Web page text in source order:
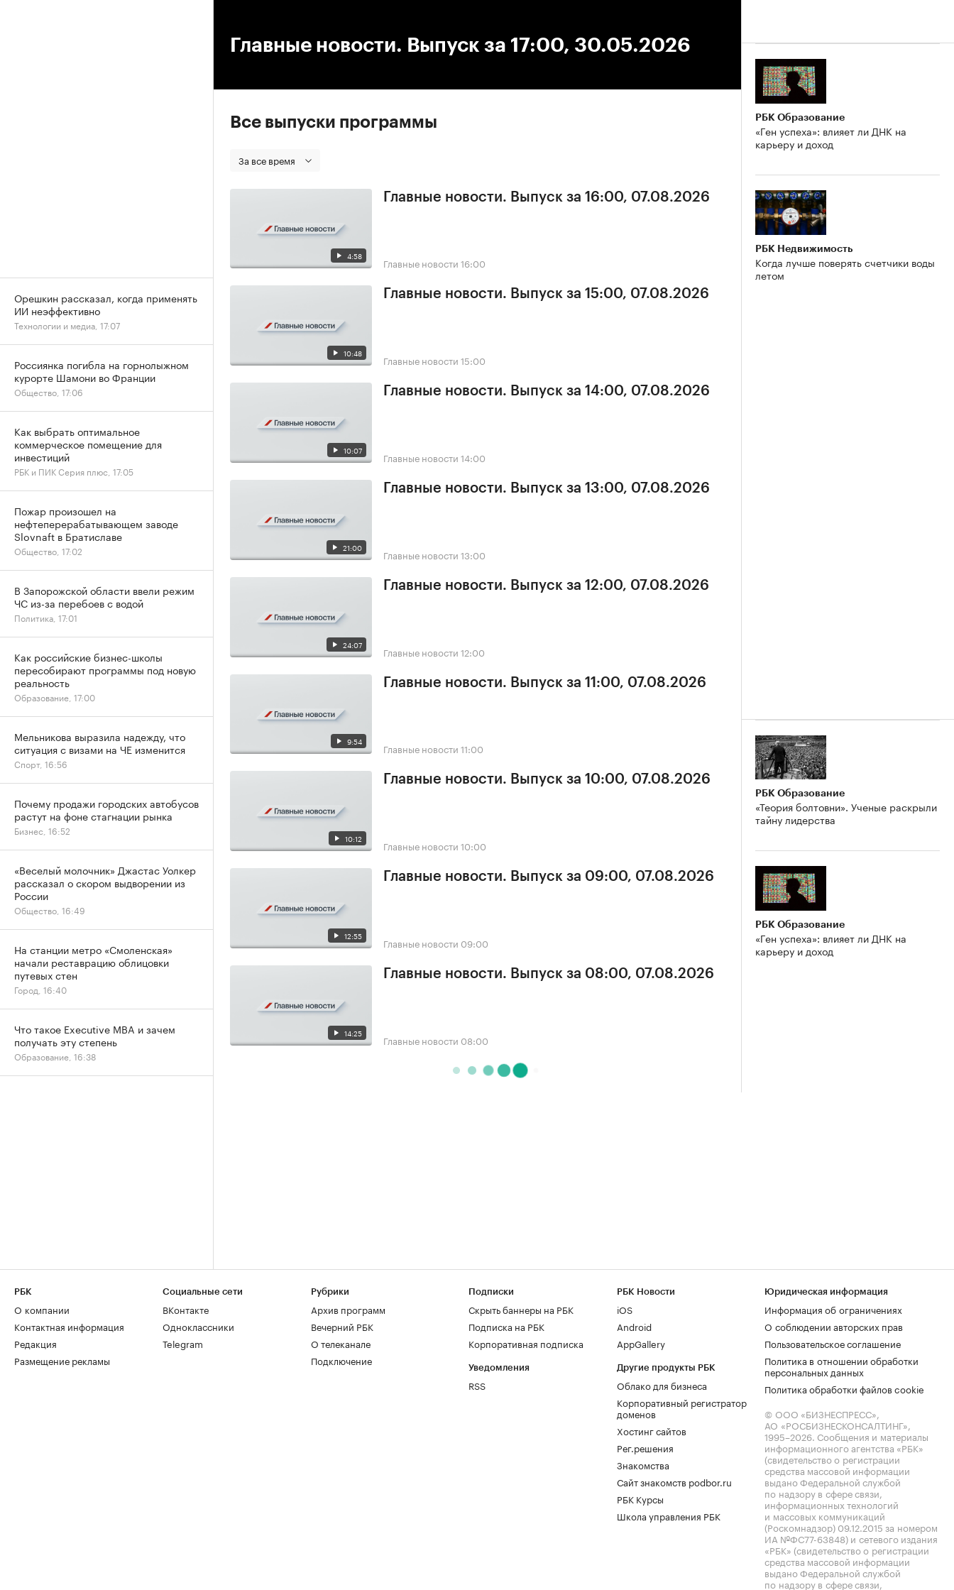
Главные новости. Выпуск за 17:00, 30.05.2026
Все выпуски программы
За все время
4:58
Главные новости. Выпуск за 16:00, 07.08.2026
Главные новости 16:00
10:48
Главные новости. Выпуск за 15:00, 07.08.2026
Главные новости 15:00
10:07
Главные новости. Выпуск за 14:00, 07.08.2026
Главные новости 14:00
21:00
Главные новости. Выпуск за 13:00, 07.08.2026
Главные новости 13:00
24:07
Главные новости. Выпуск за 12:00, 07.08.2026
Главные новости 12:00
9:54
Главные новости. Выпуск за 11:00, 07.08.2026
Главные новости 11:00
10:12
Главные новости. Выпуск за 10:00, 07.08.2026
Главные новости 10:00
12:55
Главные новости. Выпуск за 09:00, 07.08.2026
Главные новости 09:00
14:25
Главные новости. Выпуск за 08:00, 07.08.2026
Главные новости 08:00
РБК Образование
«Ген успеха»: влияет ли ДНК на
карьеру и доход
РБК Недвижимость
Когда лучше поверять счетчики воды
летом
РБК Образование
«Теория болтовни». Ученые раскрыли
тайну лидерства
РБК Образование
«Ген успеха»: влияет ли ДНК на
карьеру и доход
Орешкин рассказал, когда применять
ИИ неэффективно
Технологии и медиа, 17:07
Россиянка погибла на горнолыжном
курорте Шамони во Франции
Общество, 17:06
Как выбрать оптимальное
коммерческое помещение для
инвестиций
РБК и ПИК Серия плюс, 17:05
Пожар произошел на
нефтеперерабатывающем заводе
Slovnaft в Братиславе
Общество, 17:02
В Запорожской области ввели режим
ЧС из-за перебоев с водой
Политика, 17:01
Как российские бизнес-школы
пересобирают программы под новую
реальность
Образование, 17:00
Мельникова выразила надежду, что
ситуация с визами на ЧЕ изменится
Спорт, 16:56
Почему продажи городских автобусов
растут на фоне стагнации рынка
Бизнес, 16:52
«Веселый молочник» Джастас Уолкер
рассказал о скором выдворении из
России
Общество, 16:49
На станции метро «Смоленская»
начали реставрацию облицовки
путевых стен
Город, 16:40
Что такое Executive MBA и зачем
получать эту степень
Образование, 16:38
РБК
О компании
Контактная информация
Редакция
Размещение рекламы
Социальные сети
ВКонтакте
Одноклассники
Telegram
Рубрики
Архив программ
Вечерний РБК
О телеканале
Подключение
Подписки
Скрыть баннеры на РБК
Подписка на РБК
Корпоративная подписка
Уведомления
RSS
РБК Новости
iOS
Android
AppGallery
Другие продукты РБК
Облако для бизнеса
Корпоративный регистратор
доменов
Хостинг сайтов
Рег.решения
Знакомства
Сайт знакомств podbor.ru
РБК Курсы
Школа управления РБК
Юридическая информация
Информация об ограничениях
О соблюдении авторских прав
Пользовательское соглашение
Политика в отношении обработки
персональных данных
Политика обработки файлов cookie
© ООО «БИЗНЕСПРЕСС»,
АО «РОСБИЗНЕСКОНСАЛТИНГ»,
1995–2026. Сообщения и материалы
информационного агентства «РБК»
(свидетельство о регистрации
средства массовой информации
выдано Федеральной службой
по надзору в сфере связи,
информационных технологий
и массовых коммуникаций
(Роскомнадзор) 09.12.2015 за номером
ИА №ФС77-63848) и сетевого издания
«РБК» (свидетельство о регистрации
средства массовой информации
выдано Федеральной службой
по надзору в сфере связи,